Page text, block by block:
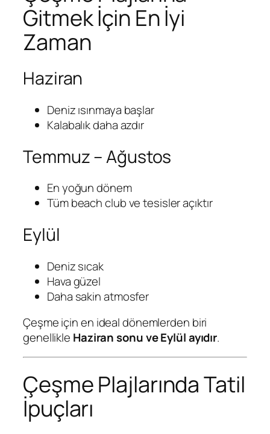
Gitmek İçin En İyi
Zaman
Haziran
Deniz ısınmaya başlar
Kalabalık daha azdır
Temmuz – Ağustos
En yoğun dönem
Tüm beach club ve tesisler açıktır
Eylül
Deniz sıcak
Hava güzel
Daha sakin atmosfer
Çeşme için en ideal dönemlerden biri
genellikle Haziran sonu ve Eylül ayıdır.
Çeşme Plajlarında Tatil
İpuçları